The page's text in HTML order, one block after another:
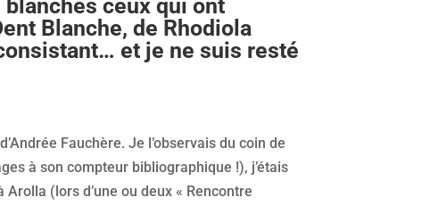
ceux qui ont
Blanche, de Rhodiola
et je ne suis resté
Fauchère. Je l’observais du coin de
à son compteur bibliographique !), j’étais
Arolla (lors d’une ou deux « Rencontre